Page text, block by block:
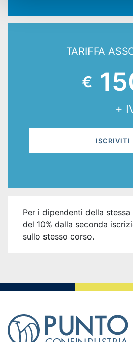
TARIFFA
€
+
ISCRIVITI
Per i dipendenti della
del 10% dalla seconda
sullo stesso corso.